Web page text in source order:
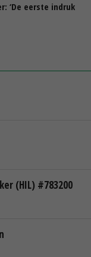
‘De eerste indruk
(HIL) #783200